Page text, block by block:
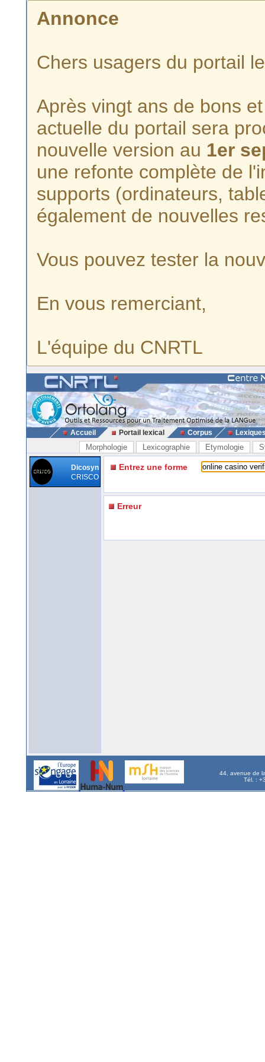
Annonce
Chers usagers du portail
Après vingt ans de bons
actuelle du portail sera
nouvelle version au 1er
une refonte complète de
supports (ordinateurs,
également de nouvelles
Vous pouvez tester la
En vous remerciant,
L'équipe du CNRTL
Accueil Portail lexical Corpus
Morphologie Lexicographie Etymologie
Dicosyn
CRISCO
Entrez une forme
Erreur
44, avenue de
Tél. :